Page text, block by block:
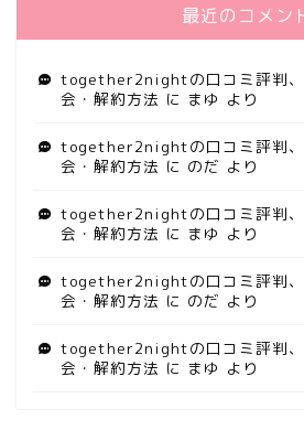
最近のコメン
together2nightの口コミ評判、
会・解約方法 に まゆ より
together2nightの口コミ評判、
会・解約方法 に のだ より
together2nightの口コミ評判、
会・解約方法 に まゆ より
together2nightの口コミ評判、
会・解約方法 に のだ より
together2nightの口コミ評判、
会・解約方法 に まゆ より